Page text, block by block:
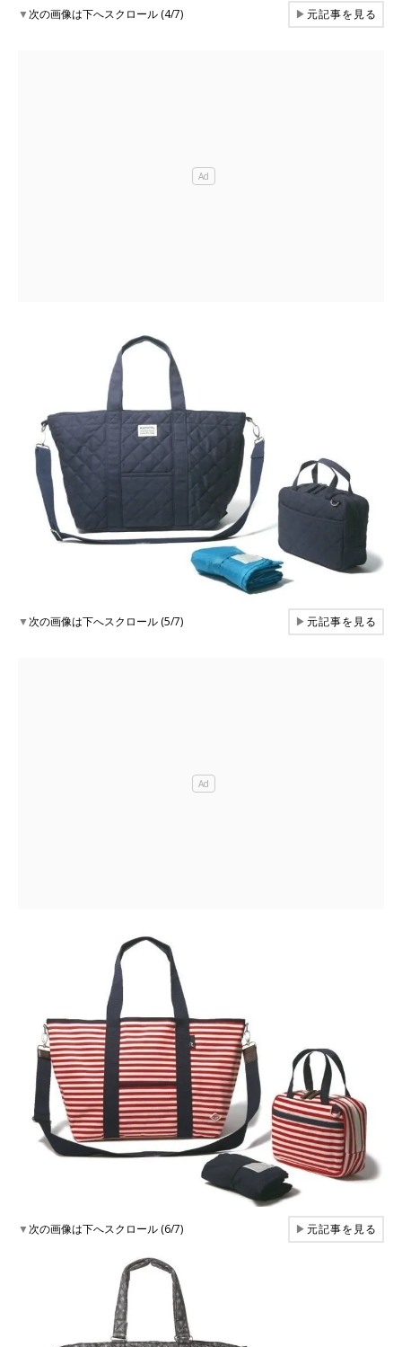
▼次の画像は下へスクロール (4/7) ▶元記事を見る
▼次の画像は下へスクロール (5/7) ▶元記事を見る
▼次の画像は下へスクロール (6/7) ▶元記事を見る